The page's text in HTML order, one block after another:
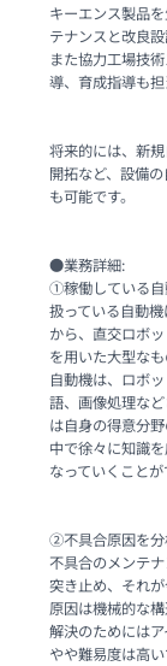
キーエンス製品
テナンスと改良設
また協力工場技
導、育成指導も担
将来的には、新
開拓など、設備
も可能です。
●業務詳細:
①稼働している自
扱っている自動
から、直交ロボ
を用いた大型な
自動機は、ロボ
語、画像処理な
は自身の得意分
中で徐々に知識
なっていくことが
②不具合原因を分
不具合のメンテ
突き止め、それ
原因は機械的な
解決のためにはア
やや難易度は高